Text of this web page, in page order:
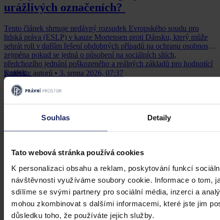
Souhlas Detaily
Tato webová stránka používá cookies
K personalizaci obsahu a reklam, poskytování funkcí
návštěvnosti využíváme soubory cookie. Informace o tom,
sdílíme se svými partnery pro sociální média, inzerci a
mohou zkombinovat s dalšími informacemi, které jste jim
důsledku toho, že používáte jejich služby.
urážlivých označeních?
Tento článek shrnuje nedávný rozsudek Evropského soudu pro
lidská práva (ESLP) v kauze Mortensen proti Dánsku, který může
sehrát roli v dalším řešení obdobných případů na ochranu osobnosti,
zejména pokud se jedná o působení na sociálních sítích,
předchozího jednání poškozeného a reálných základů pro hodnotící
úsudek.
Kolektiv autorů • 3. srpna 2026, 07:37